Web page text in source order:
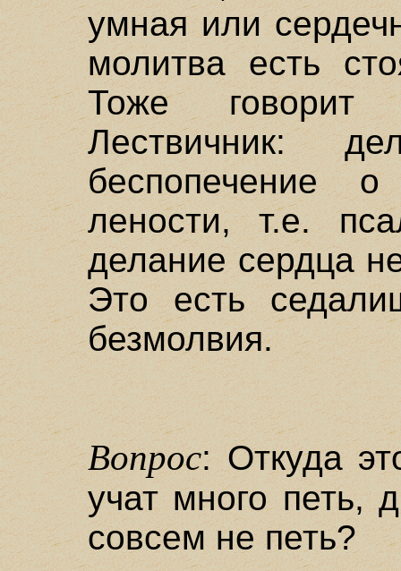
умная или
молитва есть
Тоже
Лествичник:
беспопечение
лености, т.е.
делание сердца
Это есть
безмолвия.
Вопрос: Откуда
учат много петь,
совсем не петь?